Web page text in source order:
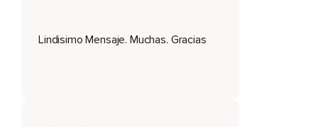
Nunca estará alegre si primero no tiene pensamientos
Lindisimo Mensaje. Muchas. Gracias